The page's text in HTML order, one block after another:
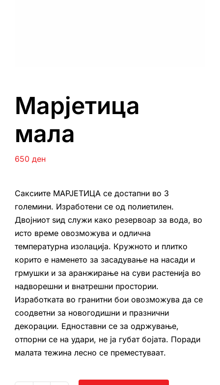
Марјетица
мала
650 ден
Саксиите МАРЈЕТИЦА се достапни во 3
големини. Изработени се од полиетилен.
Двојниот ѕид служи како резервоар за вода, во
исто време овозможува и одлична
температурна изолација. Кружното и плитко
корито е наменето за засадување на насади и
грмушки и за аранжирање на суви растенија во
надворешни и внатрешни простории.
Изработката во гранитни бои овозможува да се
соодветни за новогодишни и празнични
декорации. Едноставни се за одржување,
отпорни се на удари, не ја губат бојата. Поради
малата тежина лесно се преместуваат.